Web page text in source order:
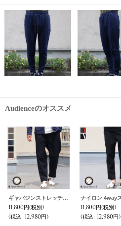
Audienceのオススメ
ギャバジンストレッチワイド2タック グルカイージー アンクルパンツ【MADE IN JAPAN】『日本製』【送料無料】/ Upscape Audience
11,800円(税別)
(税込: 12,980円)
11,800円(税別)
(税込: 12,980円)